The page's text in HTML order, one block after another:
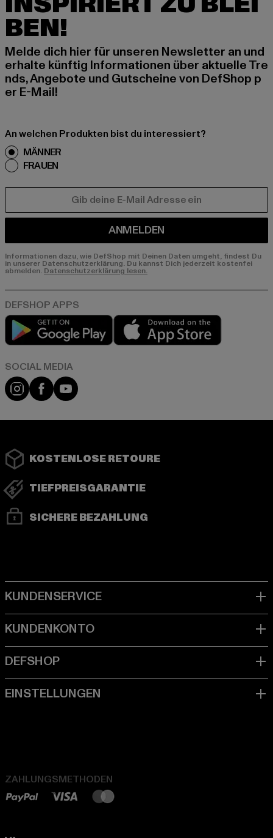
BEN!
Melde dich hier für unseren Newsletter an und
erhalte künftig Informationen über aktuelle Tre
nds, Angebote und Gutscheine von DefShop p
er E-Mail!
An welchen Produkten bist du interessiert?
MÄNNER
FRAUEN
ANMELDEN
Informationen dazu, wie DefShop mit Deinen Daten umgeht, findest Du
in unserer Datenschutzerklärung. Du kannst Dich jederzeit kostenfei
abmelden. Datenschutzerklärung lesen.
Play market
Instagram
FacebookYouTube
KOSTENLOSE RETOURE
TIEFPREISGARANTIE
SICHERE BEZAHLUNG
ZAHLUNGSMETHODEN